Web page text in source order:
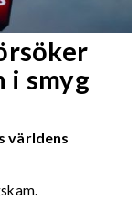
smyg
världens